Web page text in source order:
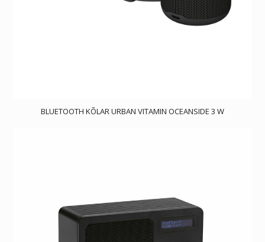
BLUETOOTH KÕLAR URBAN VITAMIN OCEANSIDE 3 W